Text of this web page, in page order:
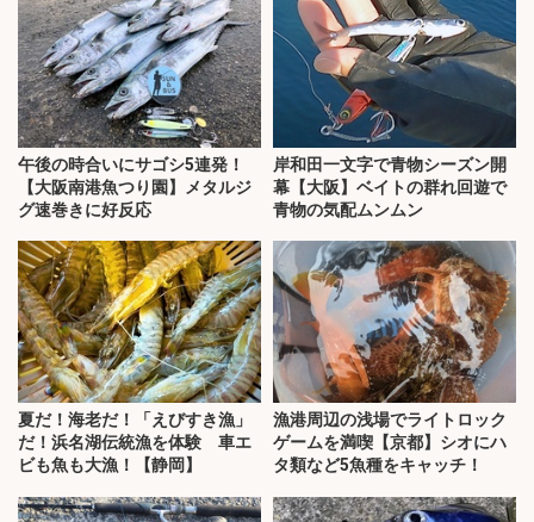
午後の時合いにサゴシ5連発！
【大阪南港魚つり園】メタルジ
グ速巻きに好反応
岸和田一文字で青物シーズン開
幕【大阪】ベイトの群れ回遊で
青物の気配ムンムン
夏だ！海老だ！「えびすき漁」
だ！浜名湖伝統漁を体験 車エ
ビも魚も大漁！【静岡】
漁港周辺の浅場でライトロック
ゲームを満喫【京都】シオにハ
タ類など5魚種をキャッチ！